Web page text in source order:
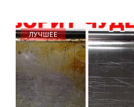
ЛУЧШЕЕ